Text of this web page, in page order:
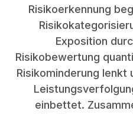
Risikoerkennung
Exposition
Risikobewertung
Risikominderung lenkt
einbettet.